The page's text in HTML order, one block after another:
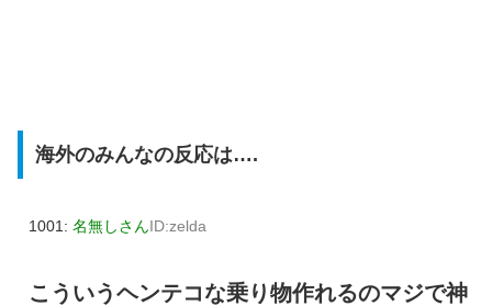
海外のみんなの反応は….
1001: 名無しさんID:zelda
こういうヘンテコな乗り物作れるのマジで神